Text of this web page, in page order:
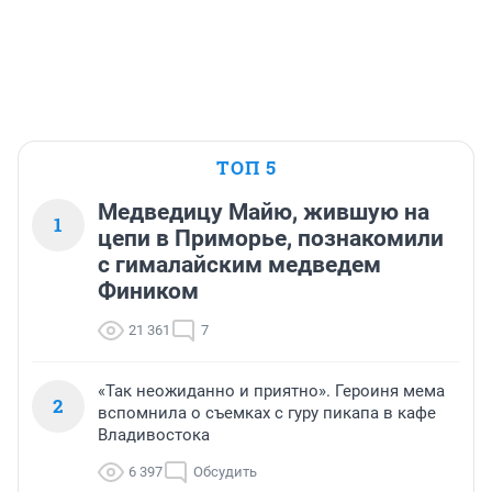
ТОП 5
1
Медведицу Майю, жившую на
цепи в Приморье, познакомили
с гималайским медведем
Фиником
21 361 7
2
«Так неожиданно и приятно». Героиня мема
вспомнила о съемках с гуру пикапа в кафе
Владивостока
6 397 Обсудить